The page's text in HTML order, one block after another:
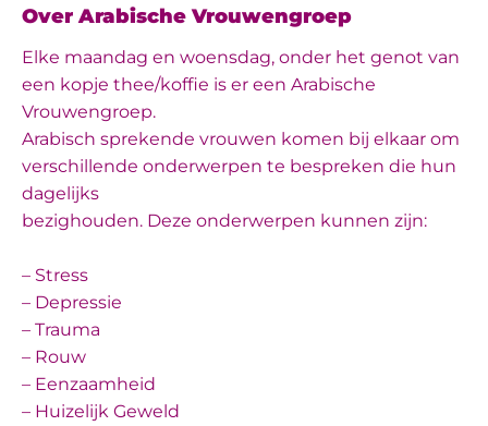
Over Arabische Vrouwengroep
Elke maandag en woensdag, onder het genot van
een kopje thee/koffie is er een Arabische
Vrouwengroep.
Arabisch sprekende vrouwen komen bij elkaar om
verschillende onderwerpen te bespreken die hun
dagelijks
bezighouden. Deze onderwerpen kunnen zijn:
– Stress
– Depressie
– Trauma
– Rouw
– Eenzaamheid
– Huizelijk Geweld